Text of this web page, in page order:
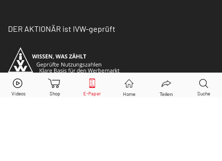
NelAktie jetzt handeln?
DER AKTIONÄR ist IVW-geprüft